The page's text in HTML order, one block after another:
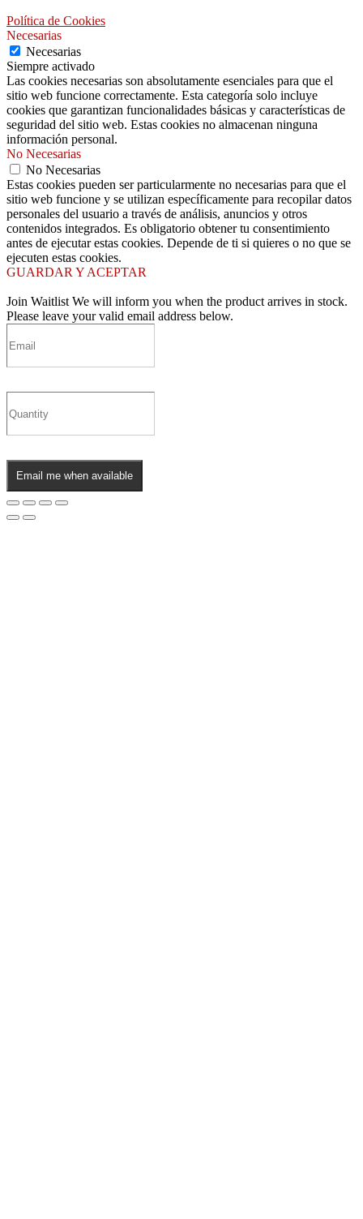
Política de Cookies
Necesarias
Necesarias
Siempre activado
Las cookies necesarias son absolutamente esenciales para que el
sitio web funcione correctamente. Esta categoría solo incluye
cookies que garantizan funcionalidades básicas y características de
seguridad del sitio web. Estas cookies no almacenan ninguna
información personal.
No Necesarias
No Necesarias
Estas cookies pueden ser particularmente no necesarias para que el
sitio web funcione y se utilizan específicamente para recopilar datos
personales del usuario a través de análisis, anuncios y otros
contenidos integrados. Es obligatorio obtener tu consentimiento
antes de ejecutar estas cookies. Depende de ti si quieres o no que se
ejecuten estas cookies.
GUARDAR Y ACEPTAR
Join Waitlist We will inform you when the product arrives in stock.
Please leave your valid email address below.
Email me when available